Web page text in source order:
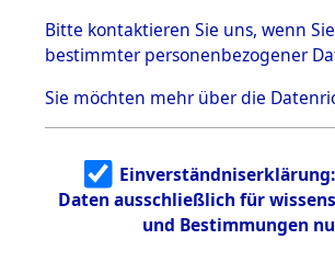
5.3.1 Alliierte
Erhebungen
zu
Todesmärsch
en
5.3.2
Identifizierun
g
5.3.3
Todesmärsch
Bitte kontaktieren Sie uns, wenn
bestimmter personenbezogener
Sie möchten mehr über die
Daten ausschließlich für
und Bestimmungen